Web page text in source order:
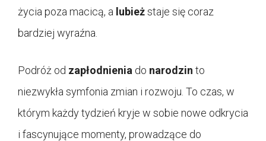
życia poza macicą, a lubieżstaje się coraz
bardziej wyraźna.
Podróż od zapłodnienia do narodzin to
niezwykła symfonia zmian i rozwoju. To czas, w
którym każdy tydzień kryje w sobie nowe odkrycia
i fascynujące momenty, prowadzące do